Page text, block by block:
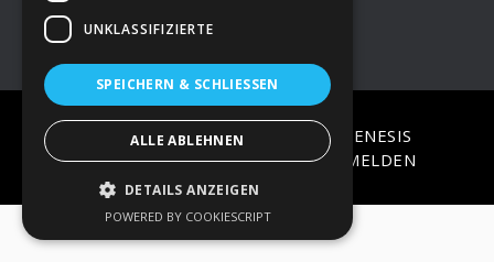
COPYRIGHT © 2026 · ON
GENESIS
FRAMEWORK·WORDPRESS·ANMELDEN
UNKLASSIFIZIERTE
SPEICHERN & SCHLIESSEN
ALLE ABLEHNEN
DETAILS ANZEIGEN
POWERED BY COOKIESCRIPT